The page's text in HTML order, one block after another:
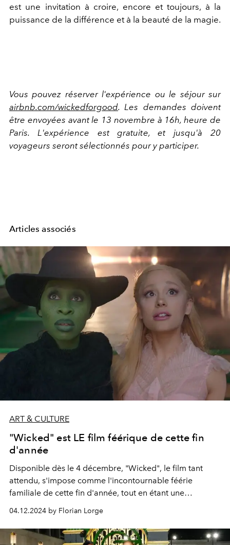
est une invitation à croire, encore et toujours, à la
puissance de la différence et à la beauté de la magie.
Vous pouvez réserver l'expérience ou le séjour sur
airbnb.com/wickedforgood. Les demandes doivent
être envoyées avant le 13 novembre à 16h, heure de
Paris. L'expérience est gratuite, et jusqu'à 20
voyageurs seront sélectionnés pour y participer.
Articles associés
ART & CULTURE
"Wicked" est LE film féérique de cette fin
d'année
Disponible dès le 4 décembre, "Wicked", le film tant
attendu, s'impose comme l'incontournable féérie
familiale de cette fin d'année, tout en étant une
04.12.2024 by Florian Lorge